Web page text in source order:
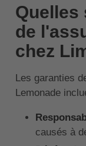
Quelles
de
chez
Les garanties
Lemonade
causés à